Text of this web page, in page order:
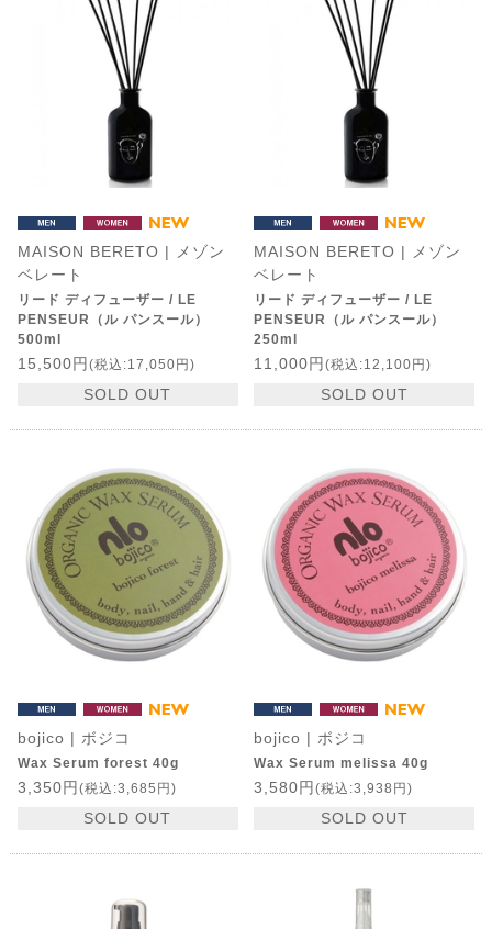
MAISON BERETO | メゾン
ベレート
リード ディフューザー / LE
PENSEUR（ル パンスール）
500ml
15,500円 (税込:17,050円)
SOLD OUT
MAISON BERETO | メゾン
ベレート
リード ディフューザー / LE
PENSEUR（ル パンスール）
250ml
11,000円 (税込:12,100円)
SOLD OUT
bojico | ボジコ
Wax Serum forest 40g
3,350円 (税込:3,685円)
SOLD OUT
bojico | ボジコ
Wax Serum melissa 40g
3,580円 (税込:3,938円)
SOLD OUT